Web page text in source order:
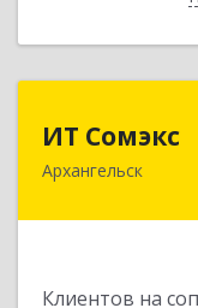
ИТ Сомэкс
Архангельск
Клиентов на
163001,